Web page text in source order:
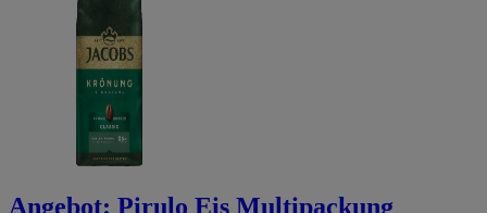
Angebot: Pirulo Eis Multipackung